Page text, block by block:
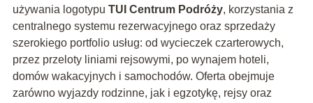
używania logotypu TUI Centrum Podróży, korzystania z
centralnego systemu rezerwacyjnego oraz sprzedaży
szerokiego portfolio usług: od wycieczek czarterowych,
przez przeloty liniami rejsowymi, po wynajem hoteli,
domów wakacyjnych i samochodów. Oferta obejmuje
zarówno wyjazdy rodzinne, jak i egzotykę, rejsy oraz